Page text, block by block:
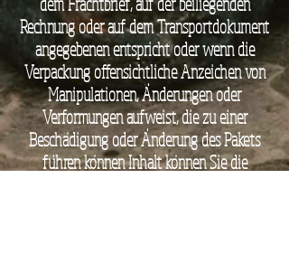
Rechnung oder auf dem Transportdokument
angegebenen entspricht oder wenn die
Verpackung offensichtliche Anzeichen von
Manipulationen, Änderungen oder
Verformungen aufweist, die zu einer
Beschädigung oder Änderung des Pakets
führen können Inhalt können Sie die